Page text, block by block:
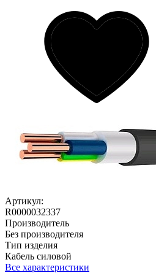
Артикул:
R0000032337
Производитель
Без производителя
Тип изделия
Кабель силовой
Все характеристики